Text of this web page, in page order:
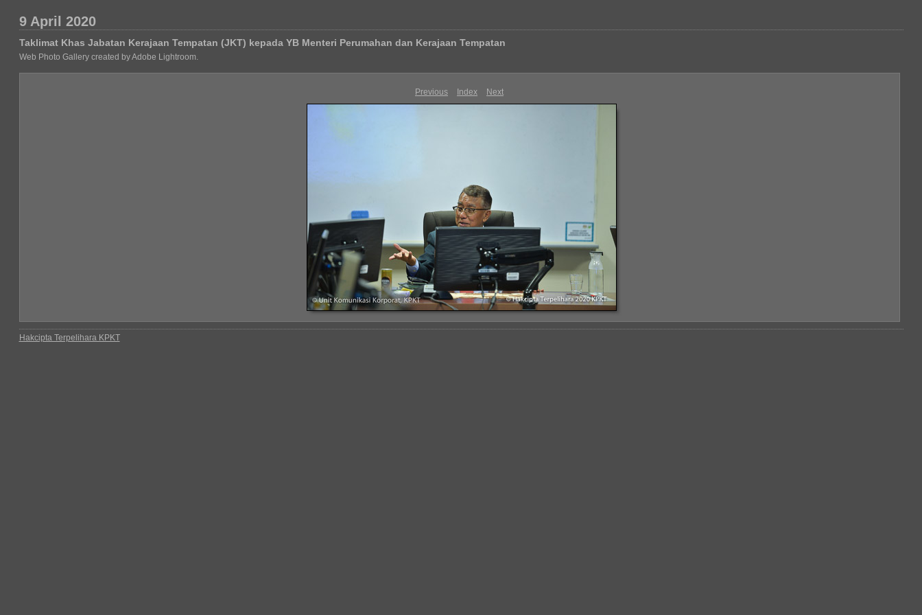
9 April 2020
Taklimat Khas Jabatan Kerajaan Tempatan (JKT) kepada YB Menteri Perumahan dan Kerajaan Tempatan
Web Photo Gallery created by Adobe Lightroom.
Previous Index Next
Hakcipta Terpelihara KPKT